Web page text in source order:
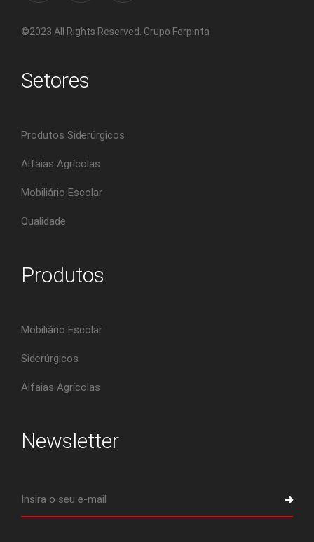
©2023 All Rights Reserved. Grupo Ferpinta
Setores
Produtos Siderúrgicos
Alfaias Agrícolas
Mobiliário Escolar
Qualidade
Produtos
Mobiliário Escolar
Siderúrgicos
Alfaias Agrícolas
Newsletter